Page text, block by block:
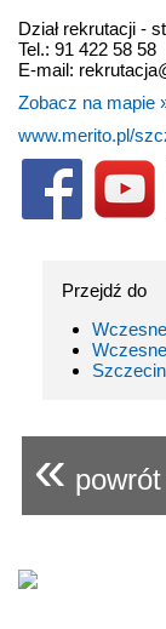
Dział rekrutacji -
Tel.: 91 422 58 58
E-mail:
Zobacz na mapie
www.merito.pl/
Przejdź do
«